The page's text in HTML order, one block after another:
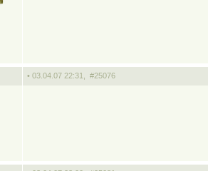
• 03.04.07 22:31, #25076